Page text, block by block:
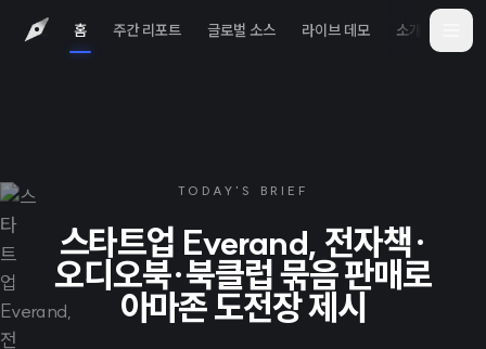
홈 주간 리포트 글로벌 소스 라이브 데모 소개
TODAY'S BRIEF
스타트업 Everand, 전자책·
오디오북·북클럽 묶음 판매로
아마존 도전장 제시